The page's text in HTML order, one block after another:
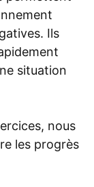
Ils
situation
nous
les progrès